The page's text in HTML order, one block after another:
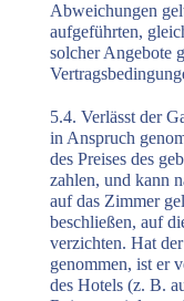
Abweichungen
aufgeführten,
solcher Angebote
5.4. Verlässt der
in Anspruch
des Preises des
zahlen, und kann
auf das Zimmer
beschließen, auf
verzichten. Hat
genommen, ist er
des Hotels (z. B.